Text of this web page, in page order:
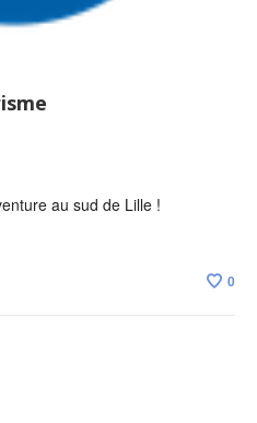
au sud de Lille !
0